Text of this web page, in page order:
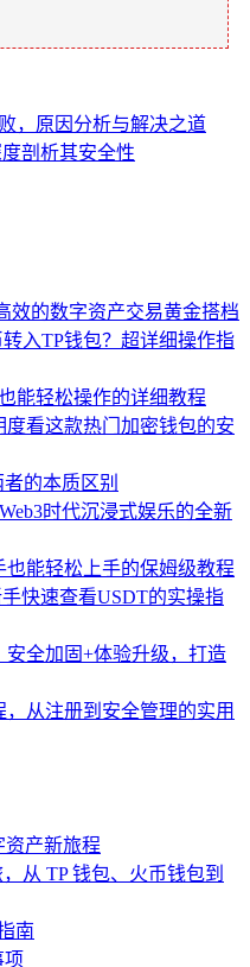
，原因分析与解决之道
剖析其安全性
效的数字资产交易黄金搭档
入TP钱包？超详细操作指
能轻松操作的详细教程
看这款热门加密钱包的安
的本质区别
时代沉浸式娱乐的全新
能轻松上手的保姆级教程
快速查看USDT的实操指
安全加固+体验升级，打造
从注册到安全管理的实用
资产新旅程
从 TP 钱包、火币钱包到
南
项